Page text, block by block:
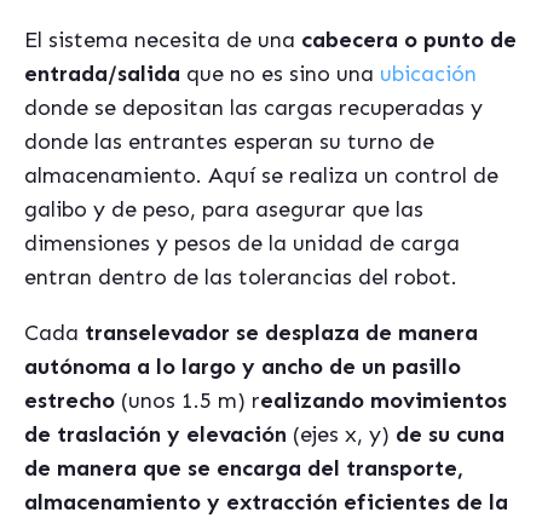
El sistema necesita de una cabecera o punto de
entrada/salida que no es sino una ubicación
donde se depositan las cargas recuperadas y
donde las entrantes esperan su turno de
almacenamiento. Aquí se realiza un control de
galibo y de peso, para asegurar que las
dimensiones y pesos de la unidad de carga
entran dentro de las tolerancias del robot.
Cada transelevador se desplaza de manera
autónoma a lo largo y ancho de un pasillo
estrecho (unos 1.5 m) realizando movimientos
de traslación y elevación (ejes x, y) de su cuna
de manera que se encarga del transporte,
almacenamiento y extracción eficientes de la